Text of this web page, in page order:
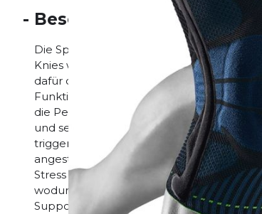
- Beschreibung
Die Sports Knee Support verbessert
Knies während längerer Sporteinheiten
dafür das Gelenk. Die Kniescheibe
Funktionselement, das Druckspitzen
die Pelotte zusammen mit dem Gestrick
und seitliche Flügel setzen dabei
triggert ein positives sensomotorisches
angesteuert und die Gelenkkoordination
Stress und Verletzungsrisiken entgegen
wodurch schädigende Schonhaltungen
Support ähnelt einem feinen Netz aus